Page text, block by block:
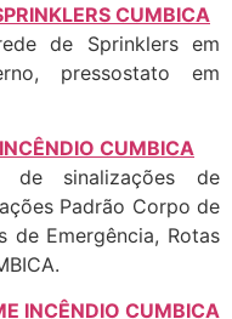
CUMBICA
de Sprinklers em
pressostato em
CUMBICA
de sinalizações de
Padrão Corpo de
de Emergência, Rotas
INCÊNDIO CUMBICA